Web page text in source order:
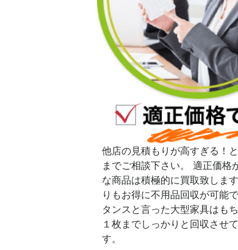
他店の見積もりが高すぎる！
までご相談下さい。 適正価格
な商品は積極的に買取致しま
りもお得に不用品回収が可能
タンスと言った大型家具はも
１枚までしっかりと回収させ
す。